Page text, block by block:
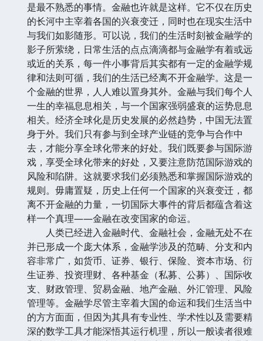
是最不熟悉的事情。金融也许就是这样。它不仅在历史
的长河中主宰着各国的兴衰变迁，同时也在现实生活中
与我们如影随形。可以说，我们的生活时刻被金融学的
影子所萦绕，日常生活的点点滴滴都与金融学有着或远
或近的关系，每一件小事背后其实都有一定的金融学规
律和法则可循，我们的生活已经离不开金融学。这是一
个金融的世界，人人难以置身其外。金融与我们每个人
一生的幸福息息相关，与一个国家强弱盛衰的运势息息
相关。经济全球化是历史发展的必然趋势，中国无法置
身于外。我们只有参与到全球产业链的竞争与合作中
去，才能分享全球化带来的好处。我们既要参与国际游
戏，享受全球化带来的好处，又要注意防范国际游戏的
风险和陷阱。这就要求我们必须熟悉和掌握国际游戏的
规则。毋庸置疑，历史上任何一个国家的兴衰变迁，都
离不开金融的力量，一切国际大事件的背后都蕴含着这
样一个真理——金融在改变国家的命运。
人类已经进入金融时代、金融社会，金融无处不在
并已形成一个庞大体系，金融学涉及的范畴、分支和内
容非常广，如货币、证券、银行、保险、资本市场、衍
生证券、投资理财、各种基金（私募、公募）、国际收
支、财政管理、贸易金融、地产金融、外汇管理、风险
管理等。金融学尽管主宰着大国的命运和我们生活当中
的方方面面，但因为其具有专业性、学术性以及需要精
深的数学工具才能深悟其运行机理，所以一般读者很难